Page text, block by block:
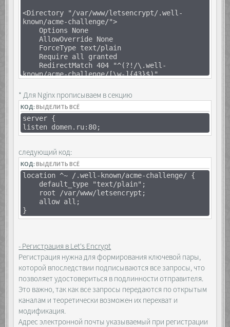
<Directory "/var/www/letsencrypt/.well-
known/acme-challenge/">
Options None
AllowOverride None
ForceType text/plain
Require all granted
RedirectMatch 404 "^(?!/\.well-
known/acme-challenge/[\w-]{43}$)"
* Для Nginx прописываем в секцию
КОД:ВЫДЕЛИТЬ ВСЁ
server {
listen domen.ru:80;
следующий код:
КОД:ВЫДЕЛИТЬ ВСЁ
location ^~ /.well-known/acme-challenge/ {
default_type "text/plain";
root /var/www/letsencrypt;
allow all;
}
- Регистрация в Let's Encrypt
Регистрация нужна для формирования ключевой пары,
которой впоследствии подписываются все запросы, что
позволяет удостовериться в подлинности отправителя.
Это важно, так как все запросы передаются по открытым
каналам и теоретически возможен их перехват и
модификация.
Адрес электронной почты указываемый при регистрации